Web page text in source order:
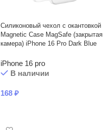
Силиконовый чехол с окантовкой
Magnetic Case MagSafe (закрытая
камера) iPhone 16 Pro Dark Blue
iPhone 16 pro
В наличии
168 ₽